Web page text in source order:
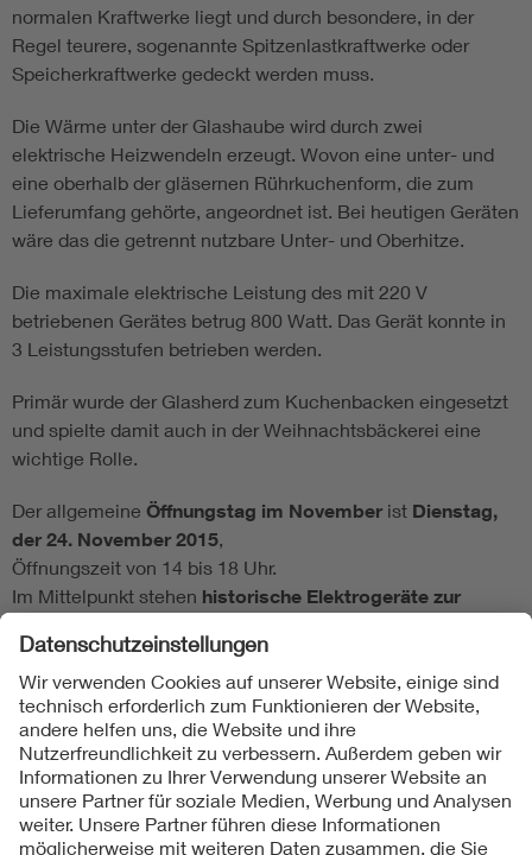
normalen Kraftwerke liegt und durch besondere, in der
Regel teurere, sogenannte Spitzenlastkraftwerke oder
Speicherkraftwerke gedeckt werden muss.
Die Wärme unter der Glashaube wird durch zwei
elektrische Heizwendeln erzeugt. Wovon eine unter- und
eine oberhalb der gläsernen Rührkuchenform, die zum
Lieferumfang gehörte, angeordnet ist. Bei heutigen Geräten
wäre das die getrennt nutzbare Unter- und Oberhitze.
Die maximale elektrische Leistung des mit 220 V
betriebenen Gerätes betrug 800 Watt. Das Gerät konnte in
3 Leistungsstufen betrieben werden.
Primär wurde der Glasherd zum Kuchenbacken eingesetzt
und spielte damit auch in der Weihnachtsbäckerei eine
wichtige Rolle.
Der allgemeine Öffnungstag im November ist Dienstag,
der 24. November 2015
Öffnungszeit von 14 bis 18 Uhr.
Im Mittelpunkt stehen historische Elektrogeräte zur
|Objekt Dezember 2015| - |Objekt Oktober 2015|
Zurück zum Historischen Archiv
Folgen Sie uns